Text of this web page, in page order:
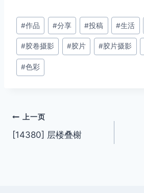
文
章
标
签：
#作品 #分享 #投稿 #生活
#胶卷摄影 #胶片 #胶片摄影
#色彩
文
章
上一页
[14380] 层楼叠榭